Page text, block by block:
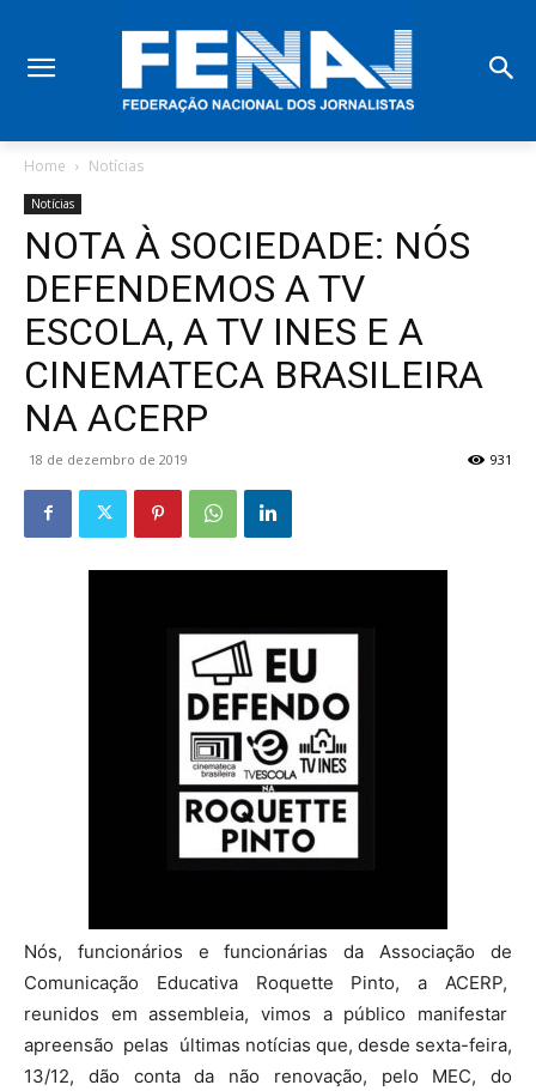
Home Notícias
Notícias
NOTA À SOCIEDADE: NÓS
DEFENDEMOS A TV
ESCOLA, A TV INES E A
CINEMATECA BRASILEIRA
NA ACERP
18 de dezembro de 2019 931
Nós, funcionários e funcionárias da Associação de
Comunicação Educativa Roquette Pinto, a ACERP,
reunidos em assembleia, vimos a público manifestar
apreensão pelas últimas notícias que, desde sexta-feira,
13/12, dão conta da não renovação, pelo MEC, do